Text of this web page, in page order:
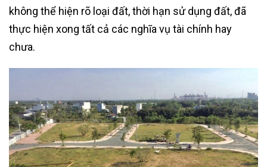
không thể hiện rõ loại đất, thời hạn sử dụng đất, đã
thực hiện xong tất cả các nghĩa vụ tài chính hay
chưa.